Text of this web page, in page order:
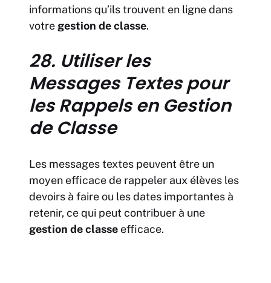
informations qu’ils trouvent en ligne dans
votre gestion de classe.
28. Utiliser les
Messages Textes pour
les Rappels en Gestion
de Classe
Les messages textes peuvent être un
moyen efficace de rappeler aux élèves les
devoirs à faire ou les dates importantes à
retenir, ce qui peut contribuer à une
gestion de classe efficace.